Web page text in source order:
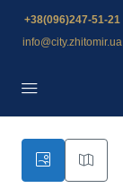
+38(096)247-51-21
info@city.zhitomir.ua